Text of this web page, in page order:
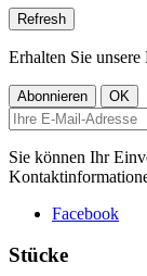
Erhalten Sie
Sie können Ihr
Facebook
Stücke